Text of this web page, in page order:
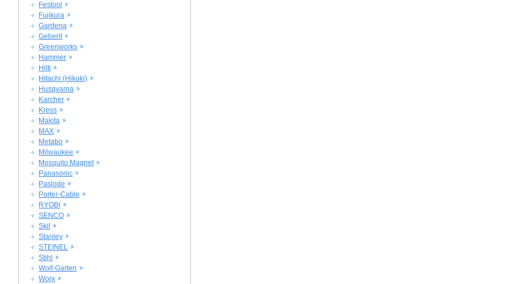
Festool
Fujikura
Gardena
Geberit
Greenworks
Hammer
Hilti
Hitachi (Hikoki)
Husqvarna
Karcher
Kress
Makita
MAX
Metabo
Milwaukee
Mosquito Magnet
Panasonic
Paslode
Porter-Cable
RYOBI
SENCO
Skil
Stanley
STEINEL
Stihl
Wolf-Garten
Worx